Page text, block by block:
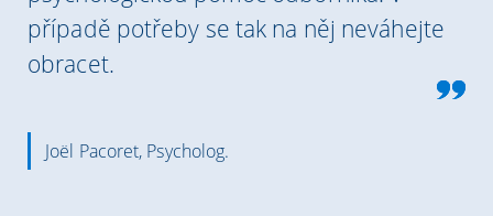
případě potřeby se tak na něj neváhejte
obracet.
Joël Pacoret, Psycholog.